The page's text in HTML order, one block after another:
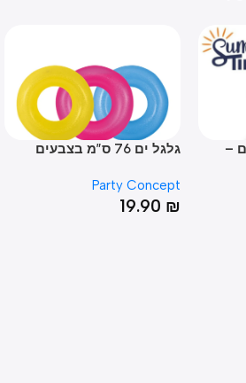
גלגל ים 76 ס”מ בצבעים
Party Concept
19.90